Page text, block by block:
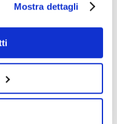
solo con l'utilizzo
di più ed
consulta
al pannello
Mostra dettagli